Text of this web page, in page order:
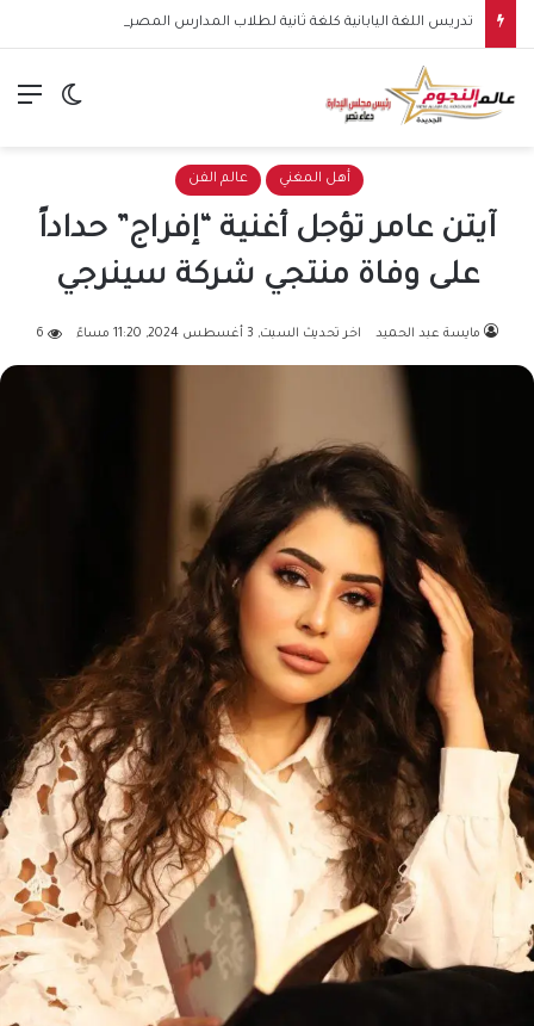
الوضع
أهل المغني عالم الفن
آيتن عامر تؤجل أغنية “إفراج” حداداً
على وفاة منتجي شركة سينرجي
مايسة عبد الحميد اخر تحديث السبت, 3 أغسطس 2024, 11:20 مساءً 6